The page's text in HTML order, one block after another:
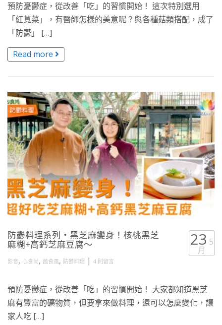
預防憂鬱症，從改善「吃」的習慣開始！ 這次特別選用
「紅莧菜」，有醫師怎樣的美意呢？與各種菇類搭配，成了
「防鬱」 […]
Read more
防鬱料理系列・黑芝麻變身！核桃黑芝
麻糊+高鈣芝麻豆腐～
影音, 心食尚, 蔬食風, 防鬱料理 | 4 則留言
23 5
月
預防憂鬱症，從改善「吃」的習慣開始！ 大家都知道黑芝
麻有豐富的礦物質，但要拿來做料理，還可以怎麼變化，讓
家人吃 […]